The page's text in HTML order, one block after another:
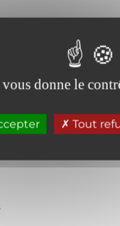
donne le
Tout